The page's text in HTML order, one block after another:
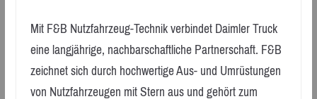
Mit F&B Nutzfahrzeug-Technik verbindet Daimler Truck
eine langjährige, nachbarschaftliche Partnerschaft. F&B
zeichnet sich durch hochwertige Aus- und Umrüstungen
von Nutzfahrzeugen mit Stern aus und gehört zum